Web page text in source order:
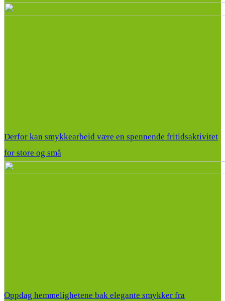
Derfor kan smykkearbeid være en spennende fritidsaktivitet
for store og små
Oppdag hemmelighetene bak elegante smykker fra